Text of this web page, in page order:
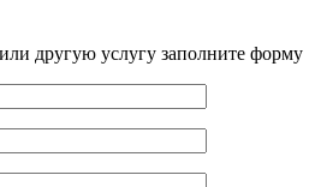
другую услугу заполните форму